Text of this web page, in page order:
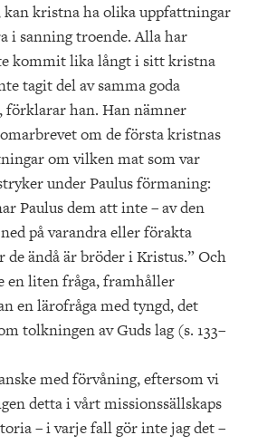
kan kristna ha olika uppfattningar
i sanning troende. Alla har
kommit lika långt i sitt kristna
tagit del av samma goda
förklarar han. Han nämner
om de första kristnas
om vilken mat som var
under Paulus förmaning:
Paulus dem att inte – av den
på varandra eller förakta
de ändå är bröder i Kristus.” Och
en liten fråga, framhåller
en lärofråga med tyngd, det
tolkningen av Guds lag (s. 133–
med förvåning, eftersom vi
detta i vårt missionssällskaps
– i varje fall gör inte jag det –